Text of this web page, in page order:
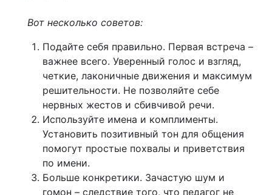
Вот несколько советов:
Подайте себя правильно. Первая встреча –
важнее всего. Уверенный голос и взгляд,
четкие, лаконичные движения и максимум
решительности. Не позволяйте себе
нервных жестов и сбивчивой речи.
Используйте имена и комплименты.
Установить позитивный тон для общения
помогут простые похвалы и приветствия
по имени.
Больше конкретики. Зачастую шум и
гомон – следствие того, что педагог не